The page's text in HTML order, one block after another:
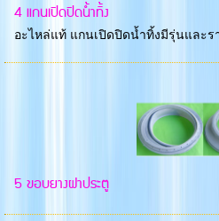
4 แกนเปิดปิดน้ำทิ้ง
อะไหล่แท้ แกนเปิดปิดน้ำทิ้งมีรุ่นและร
5 ขอบยางฝาประตู